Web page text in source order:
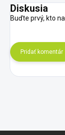
Diskusia
Buďte prvý, kto
Pridať komentár